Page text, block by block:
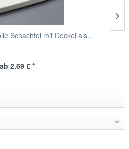
Schachtel mit Deckel als...
ab 2,69 € *